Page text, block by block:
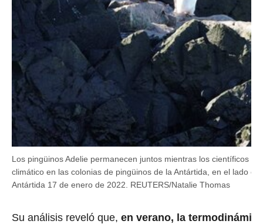
Los pingüinos Adelie permanecen juntos mientras los científicos
climático en las colonias de pingüinos de la Antártida, en el lado
Antártida 17 de enero de 2022. REUTERS/Natalie Thomas
Su análisis reveló que, en verano, la